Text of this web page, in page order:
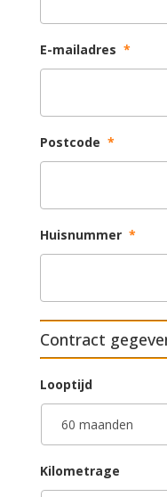
E-mailadres *
Postcode *
Huisnummer *
Contract
Looptijd
Kilometrage